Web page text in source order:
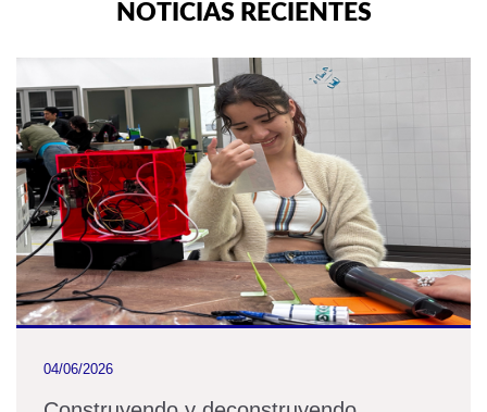
NOTICIAS RECIENTES
04/06/2026